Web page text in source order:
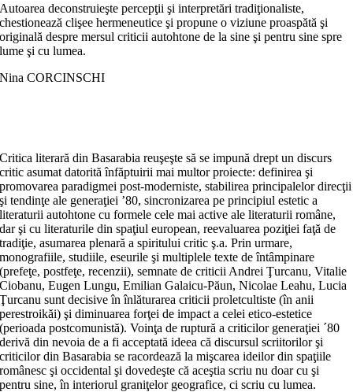
Autoarea deconstruieşte percepţii şi interpretări tradiţionaliste,
chestionează clişee hermeneutice şi propune o viziune proaspătă şi
originală despre mersul criticii autohtone de la sine şi pentru sine spre
lume şi cu lumea.
Nina CORCINSCHI
Critica literară din Basarabia reuşeşte să se impună drept un discurs
critic asumat datorită înfăptuirii mai multor proiecte: definirea şi
promovarea paradigmei post-moderniste, stabilirea principalelor direcţii
şi tendinţe ale generaţiei ʼ80, sincronizarea pe principiul estetic a
literaturii autohtone cu formele cele mai active ale literaturii române,
dar şi cu literaturile din spaţiul european, reevaluarea poziţiei faţă de
tradiţie, asumarea plenară a spiritului critic ş.a. Prin urmare,
monografiile, studiile, eseurile şi multiplele texte de întâmpinare
(prefeţe, postfeţe, recenzii), semnate de criticii Andrei Ţurcanu, Vitalie
Ciobanu, Eugen Lungu, Emilian Galaicu-Păun, Nicolae Leahu, Lucia
Ţurcanu sunt decisive în înlăturarea criticii proletcultiste (în anii
perestroikăi) şi diminuarea forţei de impact a celei etico-estetice
(perioada postcomunistă). Voinţa de ruptură a criticilor generaţiei ´80
derivă din nevoia de a fi acceptată ideea că discursul scriitorilor şi
criticilor din Basarabia se racordează la mişcarea ideilor din spaţiile
românesc şi occidental şi dovedeşte că aceştia scriu nu doar cu şi
pentru sine, în interiorul graniţelor geografice, ci scriu cu lumea.